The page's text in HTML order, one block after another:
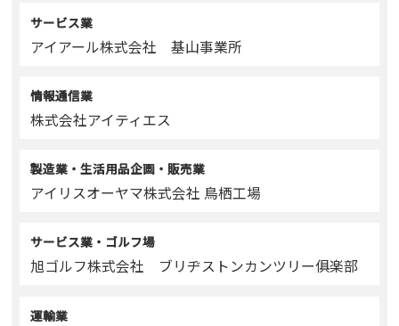
サービス業
アイアール株式会社 基山事業所
情報通信業
株式会社アイティエス
製造業・生活用品企画・販売業
アイリスオーヤマ株式会社 鳥栖工場
サービス業・ゴルフ場
旭ゴルフ株式会社 ブリヂストンカンツリー俱楽部
運輸業